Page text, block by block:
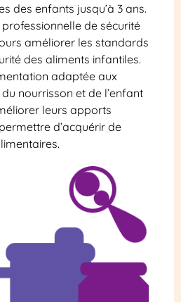
des enfants jusqu’à 3 ans.
de sécurité
améliorer les standards
des aliments infantiles.
adaptée aux
nourrisson et de l’enfant
leurs apports
d’acquérir de